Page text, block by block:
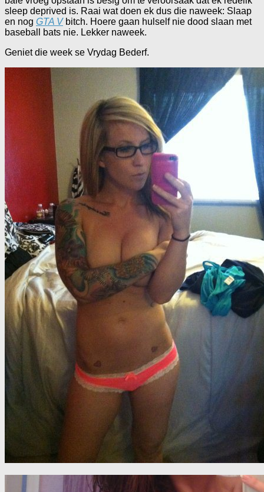
sleep deprived is. Raai wat doen ek dus die naweek: Slaap
en nog GTA Vbitch. Hoere gaan hulself nie dood slaan met
baseball bats nie. Lekker naweek.
Geniet die week se Vrydag Bederf.